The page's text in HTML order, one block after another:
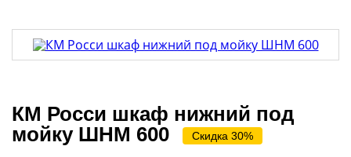
КМ Росси шкаф нижний под
мойку ШНМ 600
Скидка 30%